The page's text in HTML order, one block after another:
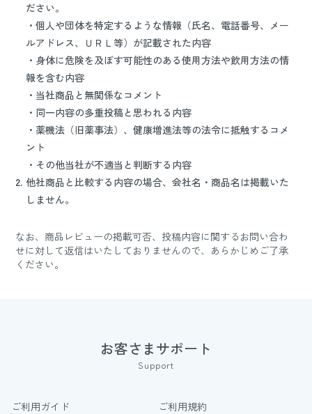
ださい。
・個人や団体を特定するような情報（氏名、電話番号、メー
ルアドレス、ＵＲＬ等）が記載された内容
・身体に危険を及ぼす可能性のある使用方法や飲用方法の情
報を含む内容
・当社商品と無関係なコメント
・同一内容の多重投稿と思われる内容
・薬機法（旧薬事法）、健康増進法等の法令に抵触するコメ
ント
・その他当社が不適当と判断する内容
2. 他社商品と比較する内容の場合、会社名・商品名は掲載いた
しません。
なお、商品レビューの掲載可否、投稿内容に関するお問い合わ
せに対して返信はいたしておりませんので、あらかじめご了承
ください。
お客さまサポート
Support
ご利用ガイド ご利用規約